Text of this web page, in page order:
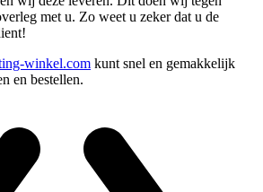
met u. Zo weet u zeker dat u de
winkel.com kunt snel en gemakkelijk
en bestellen.